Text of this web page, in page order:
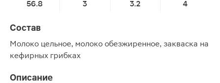
56.8 3 3.2 4
Состав
Молоко цельное, молоко обезжиренное, закваска на
кефирных грибках
Описание